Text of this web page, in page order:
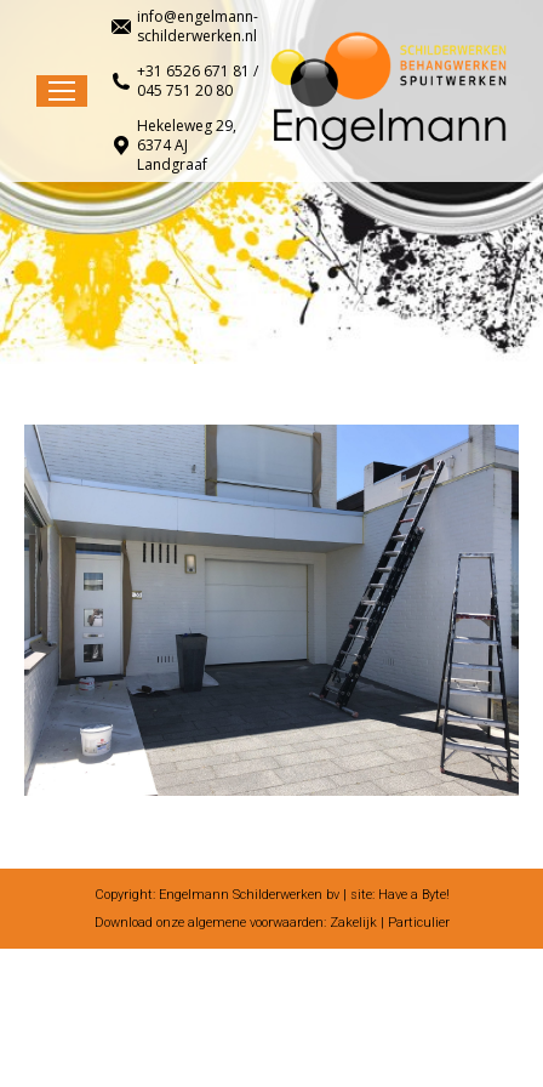
info@engelmann-
schilderwerken.nl
+31 6526 671 81 /
045 751 20 80
Hekeleweg 29,
6374 AJ
Landgraaf
Copyright: Engelmann Schilderwerken bv | site: Have a Byte!
Download onze algemene voorwaarden: Zakelijk| Particulier